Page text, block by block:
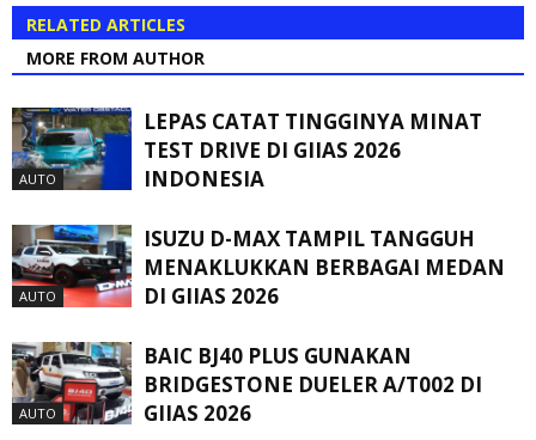
RELATED ARTICLES
MORE FROM AUTHOR
AUTO
LEPAS CATAT TINGGINYA MINAT
TEST DRIVE DI GIIAS 2026
INDONESIA
AUTO
ISUZU D-MAX TAMPIL TANGGUH
MENAKLUKKAN BERBAGAI MEDAN
DI GIIAS 2026
AUTO
BAIC BJ40 PLUS GUNAKAN
BRIDGESTONE DUELER A/T002 DI
GIIAS 2026